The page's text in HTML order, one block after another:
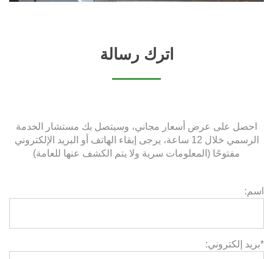
اترك رسالة
احصل على عرض أسعار مجاني، وسيتصل بك مستشار الخدمة
الرسمي خلال 12 ساعة، يرجى إبقاء الهاتف أو البريد الإلكتروني
مفتوحًا (المعلومات سرية ولا يتم الكشف عنها للعامة)
اسم:
*بريد إلكتروني: